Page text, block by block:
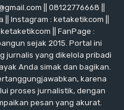
|| 08122776668 ||
Instagram : ketaketikcom ||
|| FanPage :
sejak 2015. Portal ini
jurnalis yang dikelola pribadi
Anda simak dan bagikan.
karena
proses jurnalistik, dengan
pesan yang akurat.